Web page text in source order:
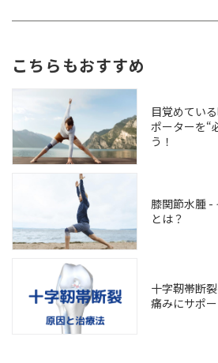
こちらもおすすめ
目覚めてい
ポーターを“
う！
膝関節水腫 -
とは？
十字靭帯断
痛みにサポ